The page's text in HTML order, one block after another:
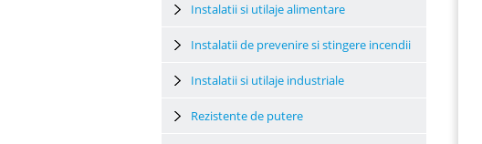
Instalatii si utilaje alimentare
Instalatii de prevenire si stingere incendii
Instalatii si utilaje industriale
Rezistente de putere